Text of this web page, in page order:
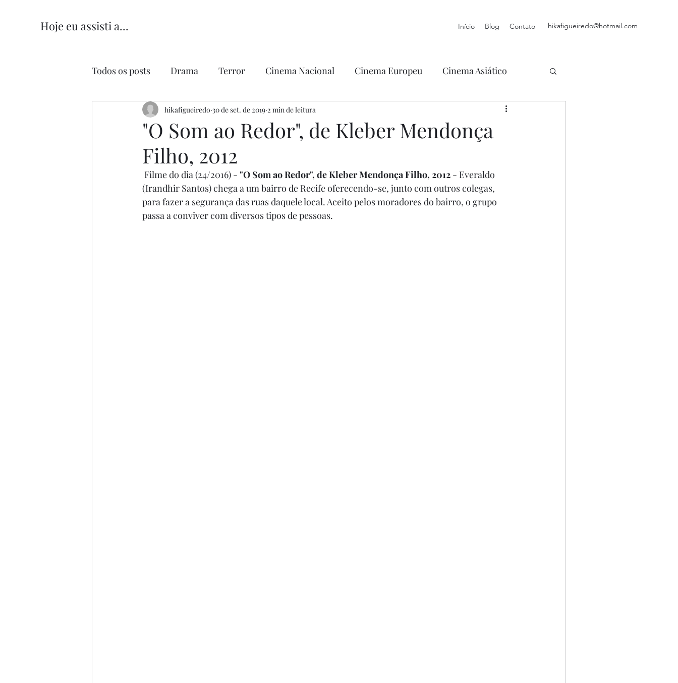
Hoje eu assisti a... Início Blog Contato hikafigueiredo@hotmail.com
Todos os posts Drama Terror Cinema Nacional Cinema Europeu Cinema Asiático
Comédia Comédia Romântica Ficção
"O Som ao Redor", de Kleber Mendonça
Filho, 2012
hikafigueiredo 30 de set. de 2019 2 min de leitura
Filme do dia (24/2016) - "O Som ao Redor", de Kleber Mendonça Filho, 2012 - Everaldo
(Irandhir Santos) chega a um bairro de Recife oferecendo-se, junto com outros colegas,
para fazer a segurança das ruas daquele local. Aceito pelos moradores do bairro, o grupo
passa a conviver com diversos tipos de pessoas.